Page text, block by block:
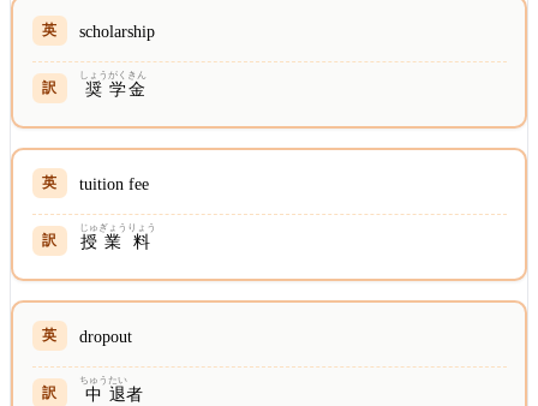
scholarship
奨
しょう
学
がく
金
きん
tuition fee
授
じゅ
業
ぎょう
料
りょう
dropout
中
ちゅう
退
たい
者